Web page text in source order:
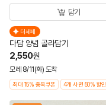
담기
더세페
다담 양념 골라담기
2,550원
모레 8/11(화) 도착
최대 15% 중복쿠폰 4개 사면 50% 할인